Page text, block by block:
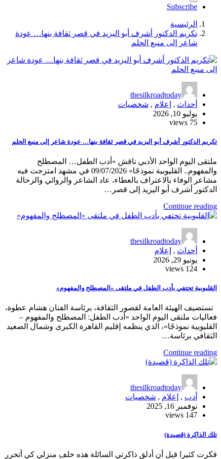
Subscribe
الرئيسية
تكريم الدكتور أشرف أبو اليزيد في قصر ثقافة بنها… عودة
شاعر إلى منبع الحلم
thesilkroadtoday
أحداث , إعلام , شخصيات
يوليو 10, 2026
75 views
تكريم الدكتور أشرف أبو اليزيد في قصر ثقافة بنها… عودة شاعر إلى منبع الحلم
ملتقى اليوم الواحد الأدبي ناقش «أدب الطفل… المصطلح
والمفهوم.. القليوبية نموذجًا» 09/07/2026 في مشهد امتزجت فيه
مشاعر الوفاء بالاعتراف بالعطاء، عاد الشاعر والروائي والرحالة
الدكتور أشرف أبو اليزيد إلى قصر…
Continue reading
thesilkroadtoday
أحداث ,
إعلام
يونيو 29, 2026
124 views
القليوبية تحتفي بأدب الطفل في ملتقى «المصطلح والمفهوم»
تستضيف الهيئة العامة لقصور الثقافة، برئاسة الفنان هشام عطوة،
فعاليات ملتقى اليوم الواحد «أدب الطفل: المصطلح والمفهوم –
القليوبية نموذجًا»، الذي ينظمه إقليم القاهرة الكبرى وشمال الصعيد
الثقافي برئاسة…
Continue reading
thesilkroadtoday
أدب , إعلام , شخصيات
نوفمبر 16, 2025
147 views
تلك الذاكرة (قصيدة)
فكرت كثيرا قبل أن أدلق ذاكرتي السائلة هذه خلف منزلي كي أتحرر